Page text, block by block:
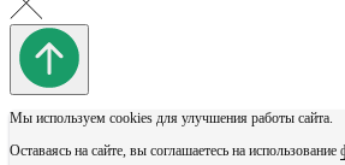
Мы используем cookies для улучшения работы сайта.
Оставаясь на сайте, вы соглашаетесь на использование